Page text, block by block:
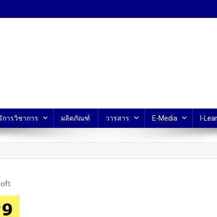
การวิชาการ ผลิตภัณฑ์ วารสาร E-Media I-